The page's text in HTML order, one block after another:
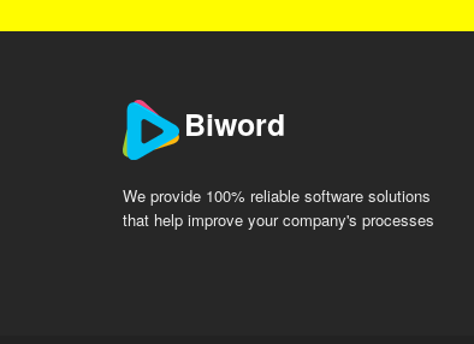
Biword
We provide 100% reliable software solutions
that help improve your company's processes